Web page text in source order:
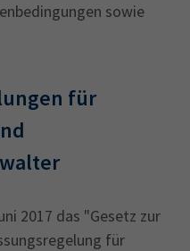
sowie
für
2017 das "Gesetz zur
für